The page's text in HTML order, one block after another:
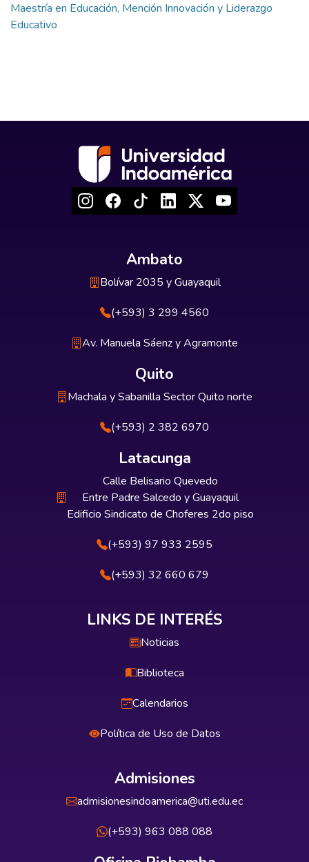
Maestría en Educación, Mención Innovación y Liderazgo
Educativo
Ambato
Bolívar 2035 y Guayaquil
(+593) 3 299 4560
Av. Manuela Sáenz y Agramonte
Quito
Machala y Sabanilla Sector Quito norte
(+593) 2 382 6970
Latacunga
Calle Belisario Quevedo
Entre Padre Salcedo y Guayaquil
Edificio Sindicato de Choferes 2do piso
(+593) 97 933 2595
(+593) 32 660 679
LINKS DE INTERÉS
Noticias
Biblioteca
Calendarios
Política de Uso de Datos
Admisiones
admisionesindoamerica@uti.edu.ec
(+593) 963 088 088